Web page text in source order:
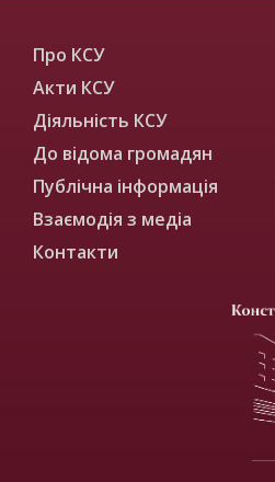
Про КСУ
Акти КСУ
Діяльність КСУ
До відома громадян
Публічна інформація
Взаємодія з медіа
Контакти